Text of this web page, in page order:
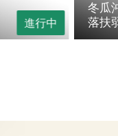
進行中
冬瓜
落扶